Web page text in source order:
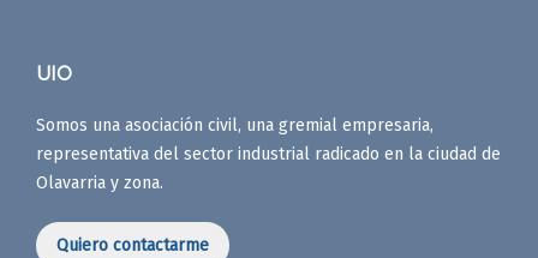
UIO
Somos una asociación civil, una gremial empresaria,
representativa del sector industrial radicado en la ciudad de
Olavarria y zona.
Quiero contactarme